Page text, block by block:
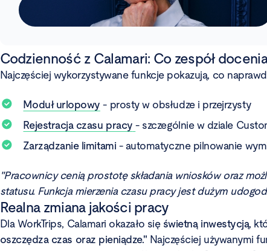
Codzienność z Calamari: Co zespół
Najczęściej wykorzystywane funkcje pokazują, co
Moduł urlopowy - prosty w obsłudze i przejrzysty
Rejestracja czasu pracy - szczególnie w dziale
Zarządzanie limitami - automatyczne pilnowanie
"Pracownicy cenią prostotę składania wniosków oraz
statusu. Funkcja mierzenia czasu pracy jest dużym
Realna zmiana jakości pracy
Dla WorkTrips, Calamari okazało się świetną inwestycją,
oszczędza czas oraz pieniądze." Najczęściej używanymi